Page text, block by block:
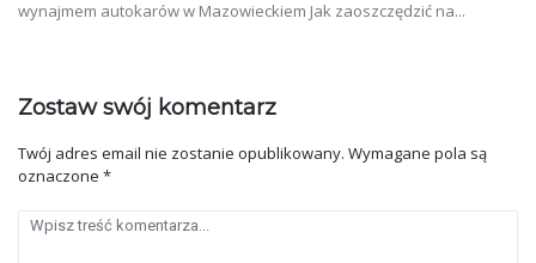
wynajmem autokarów w Mazowieckiem Jak zaoszczędzić na...
Zostaw swój komentarz
Twój adres email nie zostanie opublikowany. Wymagane pola są
oznaczone *